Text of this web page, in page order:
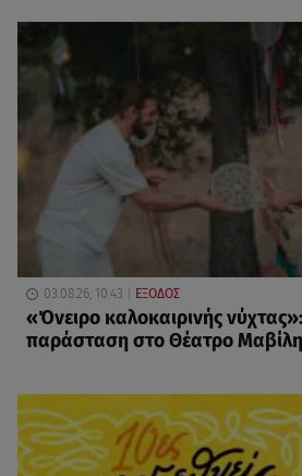
03.08.26, 10:43 ΕΞΟΔΟΣ
«Όνειρο καλοκαιρινής
παράσταση στο Θέατρο Μαβίλη